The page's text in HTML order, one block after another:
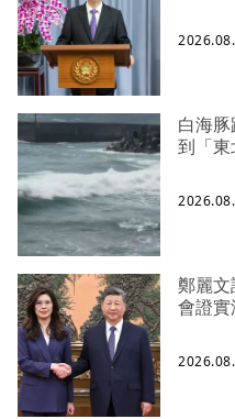
白海
到「東
鄭麗
會證